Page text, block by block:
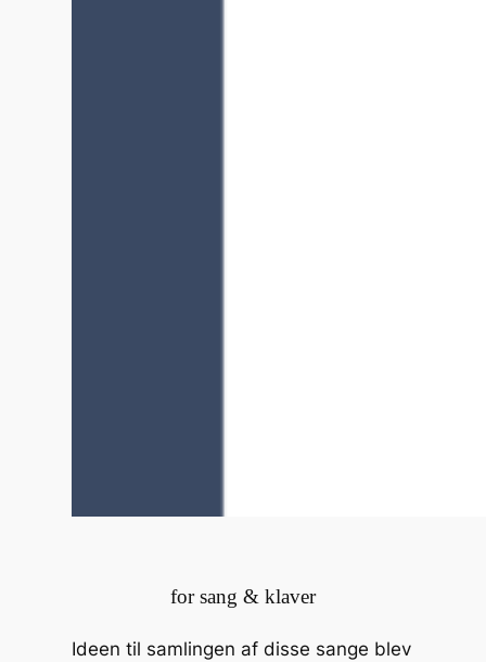
for sang & klaver
Ideen til samlingen af disse sange blev